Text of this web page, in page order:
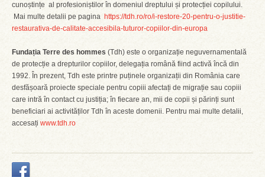
cunoștințe al profesioniștilor în domeniul dreptului și protecției copilului.
Mai multe detalii pe pagina https://tdh.ro/ro/i-restore-20-pentru-o-justitie-
restaurativa-de-calitate-accesibila-tuturor-copiilor-din-europa
Fundația Terre des hommes (Tdh) este o organizație neguvernamentală
de protecție a drepturilor copiilor, delegația română fiind activă încă din
1992. În prezent, Tdh este printre puținele organizații din România care
desfășoară proiecte speciale pentru copiii afectați de migrație sau copiii
care intră în contact cu justiția; în fiecare an, mii de copii și părinți sunt
beneficiari ai activităților Tdh în aceste domenii. Pentru mai multe detalii,
accesați www.tdh.ro